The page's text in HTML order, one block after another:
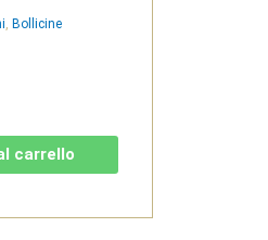
, Bollicine
carrello